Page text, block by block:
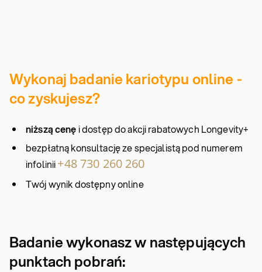
Wykonaj badanie kariotypu online -
co zyskujesz?
niższą cenę i dostęp do akcji rabatowych Longevity+
bezpłatną konsultację ze specjalistą pod numerem
infolinii+48 730 260 260
Twój wynik dostępny online
Badanie wykonasz w następujących
punktach pobrań: